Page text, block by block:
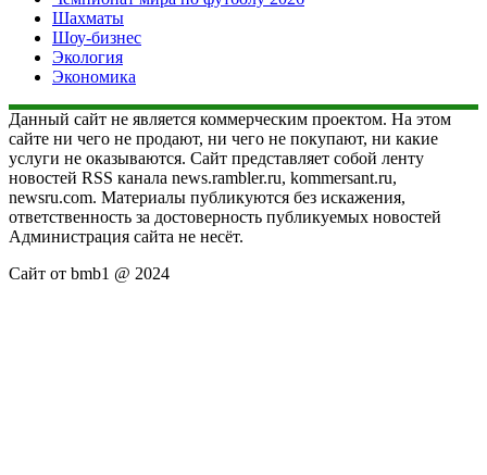
Шахматы
Шоу-бизнес
Экология
Экономика
Данный сайт не является коммерческим проектом. На этом
сайте ни чего не продают, ни чего не покупают, ни какие
услуги не оказываются. Сайт представляет собой ленту
новостей RSS канала news.rambler.ru, kommersant.ru,
newsru.com. Материалы публикуются без искажения,
ответственность за достоверность публикуемых новостей
Администрация сайта не несёт.
Сайт от bmb1 @ 2024